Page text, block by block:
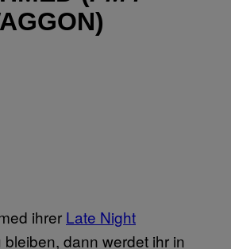
ihrer Late Night
bleiben, dann werdet ihr in